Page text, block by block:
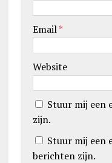
Email*
Website
Stuur mij een
zijn.
Stuur mij een
berichten zijn.